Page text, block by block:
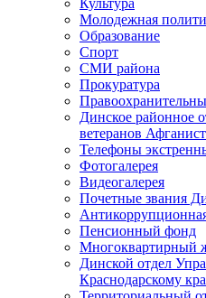
Культура
Молодежная
Образование
Спорт
СМИ района
Прокуратура
Динское районное
ветеранов
Телефоны
Фотогалерея
Видеогалерея
Почетные звания
Пенсионный фонд
Многоквартирный
Динской отдел
Краснодарскому